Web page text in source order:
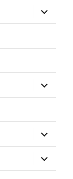
öffnen
öffnen
öffnen
öffnen